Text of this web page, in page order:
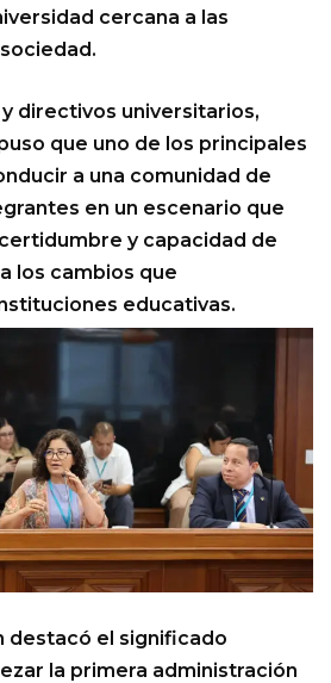
cercana a las
directivos universitarios,
que uno de los principales
a una comunidad de
en un escenario que
y capacidad de
los cambios que
educativas.
destacó el significado
la primera administración